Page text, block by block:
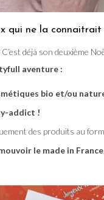
qui ne la connaitrait
C’est déjà son deuxième
aventure :
bio et/ou
addict !
des produits au
le made in France